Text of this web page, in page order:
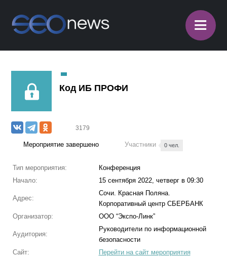
≡
Код ИБ ПРОФИ
3179
Мероприятие завершено Участники 0 чел.
Тип мероприятия:
Конференция
Начало:
15 сентября 2022, четверг в 09:30
Адрес:
Сочи. Красная Поляна.
Корпоративный центр СБЕРБАНК
Организатор:
ООО “Экспо-Линк”
Аудитория:
Руководители по информационной
безопасности
Сайт:
Перейти на сайт мероприятия